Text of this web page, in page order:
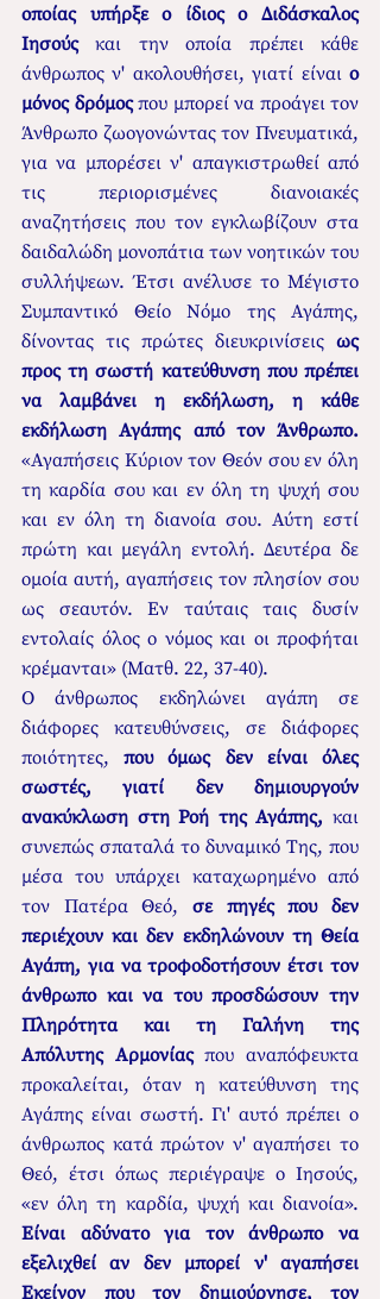
οποίας υπήρξε ο ίδιος ο Διδάσκαλος
Ιησούς και την οποία πρέπει κάθε
άνθρωπος ν' ακολουθήσει, γιατί είναι ο
μόνος δρόμος που μπορεί να προάγει τον
Άνθρωπο ζωογονώντας τον Πνευματικά,
για να μπορέσει ν' απαγκιστρωθεί από
τις περιορισμένες διανοιακές
αναζητήσεις που τον εγκλωβίζουν στα
δαιδαλώδη μονοπάτια των νοητικών του
συλλήψεων. Έτσι ανέλυσε το Μέγιστο
Συμπαντικό Θείο Νόμο της Αγάπης,
δίνοντας τις πρώτες διευκρινίσεις ως
προς τη σωστή κατεύθυνση που πρέπει
να λαμβάνει η εκδήλωση, η κάθε
«Αγαπήσεις Κύριον τον Θεόν σου εν όλη
τη καρδία σου και εν όλη τη ψυχή σου
και εν όλη τη διανοία σου. Αύτη εστί
πρώτη και μεγάλη εντολή. Δευτέρα δε
ομοία αυτή, αγαπήσεις τον πλησίον σου
ως σεαυτόν. Εν ταύταις ταις δυσίν
εντολαίς όλος ο νόμος και οι προφήται
κρέμανται» (Ματθ. 22, 37-40).
Ο άνθρωπος εκδηλώνει αγάπη σε
διάφορες κατευθύνσεις, σε διάφορες
ποιότητες, που όμως δεν είναι όλες
σωστές, γιατί δεν δημιουργούν
ανακύκλωση στη Ροή της Αγάπης, και
συνεπώς σπαταλά το δυναμικό Της, που
μέσα του υπάρχει καταχωρημένο από
τον Πατέρα Θεό, σε πηγές που δεν
περιέχουν και δεν εκδηλώνουν τη Θεία
Αγάπη, για να τροφοδοτήσουν έτσι τον
άνθρωπο και να του προσδώσουν την
Πληρότητα και τη Γαλήνη της
Απόλυτης Αρμονίας που αναπόφευκτα
προκαλείται, όταν η κατεύθυνση της
Αγάπης είναι σωστή. Γι' αυτό πρέπει ο
άνθρωπος κατά πρώτον ν' αγαπήσει το
Θεό, έτσι όπως περιέγραψε ο Ιησούς,
Είναι αδύνατο για τον άνθρωπο να
εξελιχθεί αν δεν μπορεί ν' αγαπήσει
Εκείνον που τον δημιούργησε, τον